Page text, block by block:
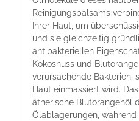
Reinigungsbalsams
Ihrer Haut, um
und sie gleichzeitig
antibakteriellen
Kokosnuss und
verursachende Bakterien,
Haut einmassiert wird.
ätherische Blutorangenöl
Ölablagerungen, während